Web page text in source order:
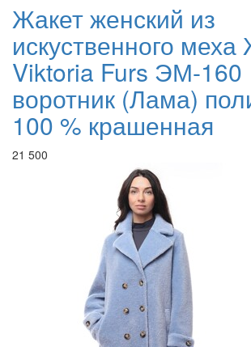
Жакет женский из
искуственного
Viktoria Furs ЭМ-160
воротник (Лама)
100 % крашенная
21 500